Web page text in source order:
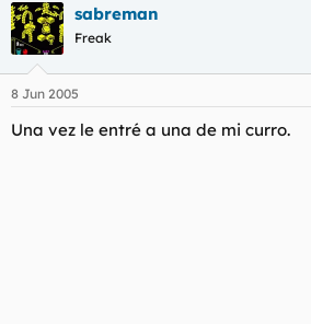
sabreman
Freak
8 Jun 2005
Una vez le entré a una de mi curro.